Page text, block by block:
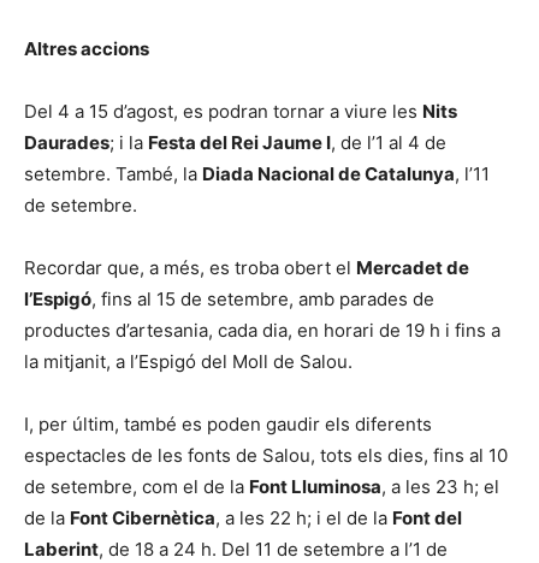
Altres accions
Del 4 a 15 d’agost, es podran tornar a viure les Nits
Daurades; i la Festa del Rei Jaume I, de l’1 al 4 de
setembre. També, la Diada Nacional de Catalunya, l’11
de setembre.
Recordar que, a més, es troba obert el Mercadet de
l’Espigó, fins al 15 de setembre, amb parades de
productes d’artesania, cada dia, en horari de 19 h i fins a
la mitjanit, a l’Espigó del Moll de Salou.
I, per últim, també es poden gaudir els diferents
espectacles de les fonts de Salou, tots els dies, fins al 10
de setembre, com el de la Font Lluminosa, a les 23 h; el
de la Font Cibernètica, a les 22 h; i el de la Font del
Laberint, de 18 a 24 h. Del 11 de setembre a l’1 de